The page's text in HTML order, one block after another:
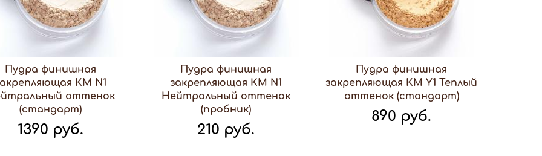
Пудра финишная
КМ N1
оттенок
(стандарт)
1390 руб.
Пудра финишная
закрепляющая КМ N1
Нейтральный оттенок
(пробник)
210 руб.
Пудра финишная
закрепляющая КМ Y1 Теплый
оттенок (стандарт)
890 руб.